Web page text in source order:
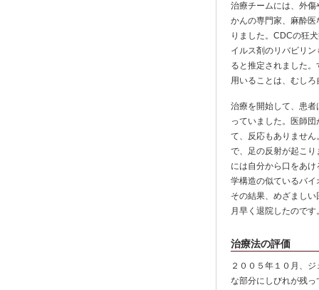
治療チームには、外
かんの専門家、麻酔
りました。CDCの狂
イルス剤のリバビリ
ると推定されました
用いることは、むし
治療を開始して、患
っていました。医師
て、反応もありませ
で、足の反射が起こ
には自分から口をあ
学構造の似ているバ
その結果、めざまし
月早く退院したのです
治療法の評価
２００５年１０月、
な部分にしびれが残